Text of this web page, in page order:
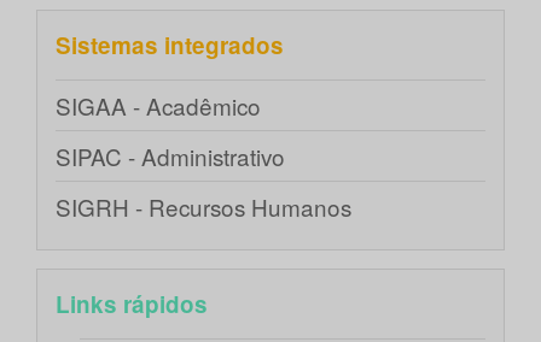
Sistemas integrados
SIGAA - Acadêmico
SIPAC - Administrativo
SIGRH - Recursos Humanos
Links rápidos